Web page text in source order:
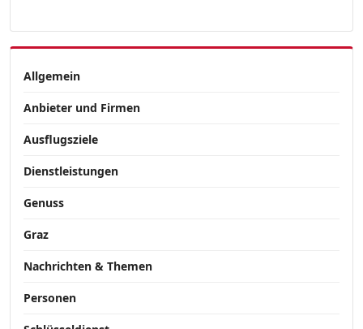
Allgemein
Anbieter und Firmen
Ausflugsziele
Dienstleistungen
Genuss
Graz
Nachrichten & Themen
Personen